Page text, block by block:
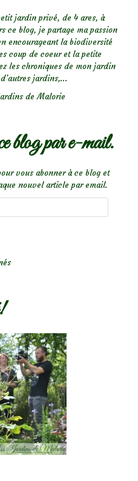
jardin privé, de 4 ares, à
ce blog, je partage ma passion
encourageant la biodiversité
coup de coeur et la petite
les chroniques de mon jardin
jardins,...
de Malorie
blog par e-mail.
vous abonner à ce blog et
nouvel article par email.